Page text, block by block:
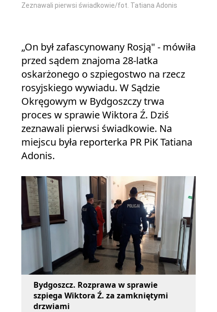
Zeznawali pierwsi świadkowie/fot. Tatiana Adonis
„On był zafascynowany Rosją" - mówiła
przed sądem znajoma 28-latka
oskarżonego o szpiegostwo na rzecz
rosyjskiego wywiadu. W Sądzie
Okręgowym w Bydgoszczy trwa
proces w sprawie Wiktora Ź. Dziś
zeznawali pierwsi świadkowie. Na
miejscu była reporterka PR PiK Tatiana
Adonis.
Bydgoszcz. Rozprawa w sprawie
szpiega Wiktora Ź. za zamkniętymi
drzwiami